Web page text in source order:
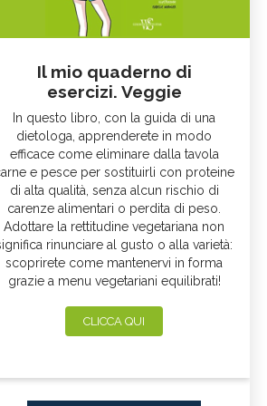
Il mio quaderno di
esercizi. Veggie
In questo libro, con la guida di una
dietologa, apprenderete in modo
efficace come eliminare dalla tavola
e pesce per sostituirli con proteine
di alta qualità, senza alcun rischio di
carenze alimentari o perdita di peso.
Adottare la rettitudine vegetariana non
rinunciare al gusto o alla varietà:
scoprirete come mantenervi in forma
grazie a menu vegetariani equilibrati!
CLICCA QUI